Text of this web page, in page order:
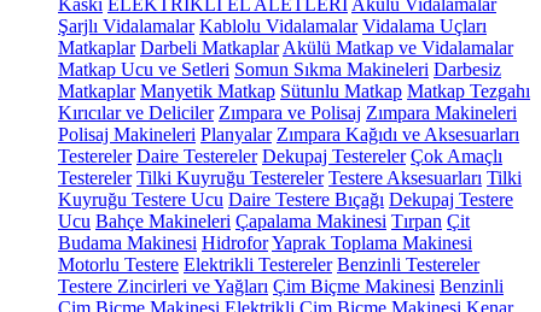
Kaskı ELEKTRİKLİ EL ALETLERİ Akülü Vidalamalar
Şarjlı Vidalamalar Kablolu Vidalamalar Vidalama Uçları
Matkaplar Darbeli Matkaplar Akülü Matkap ve Vidalamalar
Matkap Ucu ve Setleri Somun Sıkma Makineleri Darbesiz
Matkaplar Manyetik Matkap Sütunlu Matkap Matkap Tezgahı
Kırıcılar ve Deliciler Zımpara ve Polisaj Zımpara Makineleri
Polisaj Makineleri Planyalar Zımpara Kağıdı ve Aksesuarları
Testereler Daire Testereler Dekupaj Testereler Çok Amaçlı
Testereler Tilki Kuyruğu Testereler Testere Aksesuarları Tilki
Kuyruğu Testere Ucu Daire Testere Bıçağı Dekupaj Testere
Ucu Bahçe Makineleri Çapalama Makinesi Tırpan Çit
Budama Makinesi HidroforYaprak Toplama Makinesi
Motorlu Testere Elektrikli Testereler Benzinli Testereler
Testere Zincirleri ve Yağları Çim Biçme Makinesi Benzinli
Çim Biçme Makinesi Elektrikli Çim Biçme Makinesi Kenar